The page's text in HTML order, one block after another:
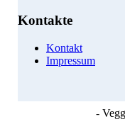
Kontakte
Kontakt
Impressum
-